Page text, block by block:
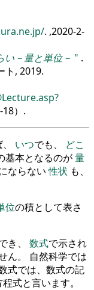
. ,2020-2-
い－量と単位－
.
ト, 2019.
18）.
いつでも、 どこ
基本となるのが量
ならない性状 も、
位の積として表さ
き、 数式で示され
ん。 自然科学では
式では、数式の記
式と言います。